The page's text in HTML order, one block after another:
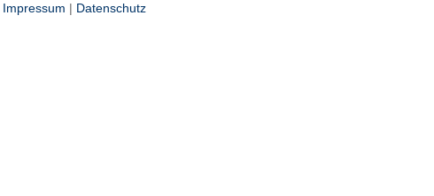
Impressum | Datenschutz